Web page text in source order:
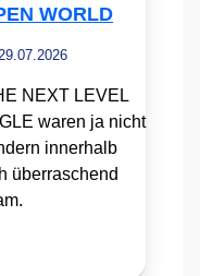
WORLD
29.07.2026
NEXT LEVEL
waren ja nicht
innerhalb
überraschend